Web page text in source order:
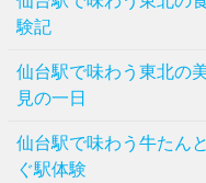
験記
仙台駅で味わう東北の
見の一日
仙台駅で味わう牛たん
ぐ駅体験